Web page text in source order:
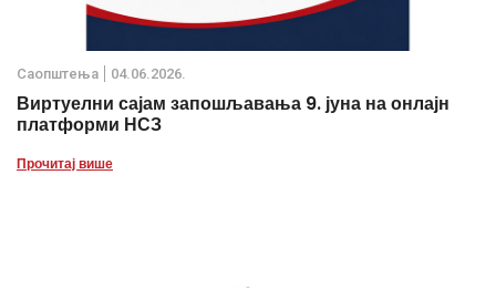
Саопштења 04.06.2026.
Виртуелни сајам запошљавања 9. јуна на онлајн
платформи НСЗ
Прочитај више